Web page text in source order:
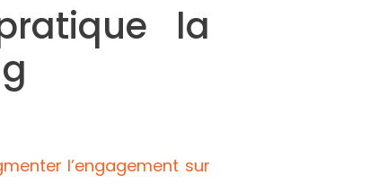
la
l’engagement sur